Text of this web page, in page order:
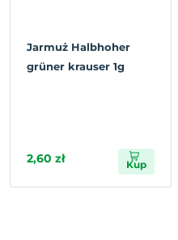
Jarmuż Halbhoher
grüner krauser 1g
2,60 zł Kup